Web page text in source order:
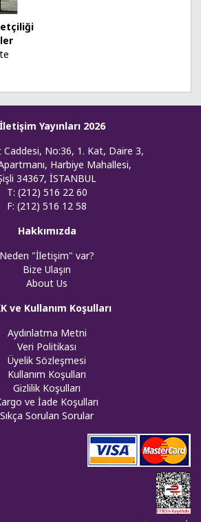
Yayınları 2026
No:36, 1. Kat, Daire 3,
Harbiye Mahallesi,
34367, İSTANBUL
T: (212) 516 22 60
F: (212) 516 12 58
Hakkımızda
Neden "İletişim" var?
Bize Ulaşın
About Us
ve Kullanım Koşulları
Aydınlatma Metni
Veri Politikası
Üyelik Sözleşmesi
Kullanım Koşulları
Gizlilik Koşulları
ve İade Koşulları
Sıkça Sorulan Sorular